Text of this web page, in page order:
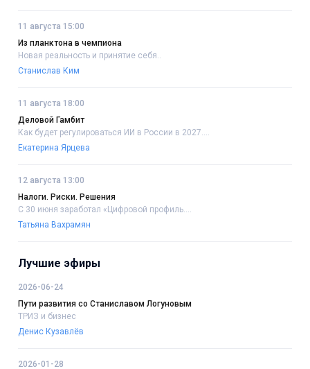
11 августа 15:00
Из планктона в чемпиона
Новая реальность и принятие себя..
Станислав Ким
11 августа 18:00
Деловой Гамбит
Как будет регулироваться ИИ в России в 2027....
Екатерина Ярцева
12 августа 13:00
Налоги. Риски. Решения
С 30 июня заработал «Цифровой профиль....
Татьяна Вахрамян
Лучшие эфиры
2026-06-24
Пути развития со Станиславом Логуновым
ТРИЗ и бизнес
Денис Кузавлёв
2026-01-28